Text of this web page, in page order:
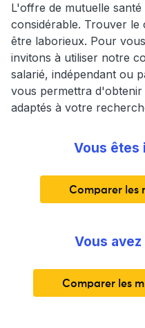
L'offre de mutuelle
considérable. Trouver
être laborieux. Pour
invitons à utiliser notre
salarié, indépendant ou
vous permettra d'obtenir
adaptés à votre
Vous êtes
Comparer les
Vous
Comparer les